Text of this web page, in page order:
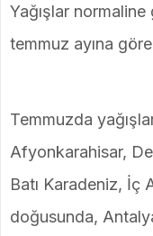
Yağışlar
temmuz ayına
Temmuzda
Afyonkarahisar,
Batı Karadeniz, İç
doğusunda,